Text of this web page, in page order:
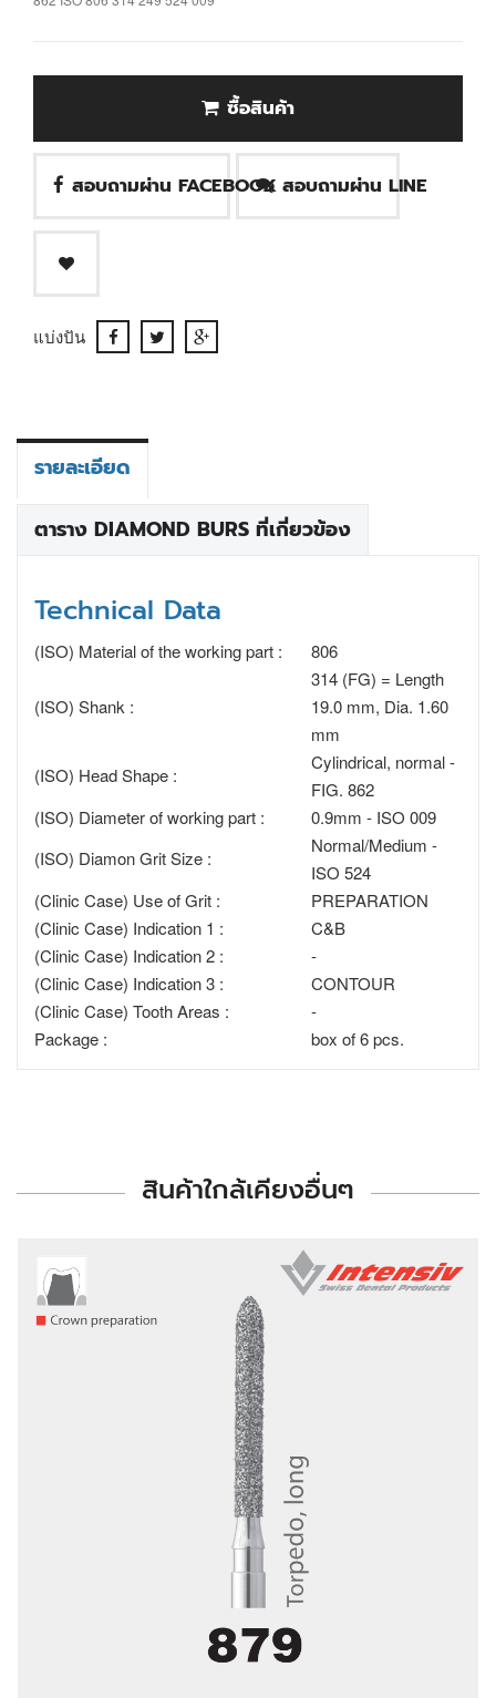
ซื้อสินค้า
สอบถามผ่าน FACEBOOK สอบถามผ่าน LINE
แบ่งปัน
รายละเอียด
ตาราง DIAMOND BURS ที่เกี่ยวข้อง
Technical Data
(ISO) Material of the working part : 806
(ISO) Shank :
314 (FG) = Length
19.0 mm, Dia. 1.60
mm
(ISO) Head Shape :
Cylindrical, normal -
FIG. 862
(ISO) Diameter of working part :
0.9mm - ISO 009
(ISO) Diamon Grit Size :
Normal/Medium -
ISO 524
(Clinic Case) Use of Grit :
PREPARATION
(Clinic Case) Indication 1 :
C&B
(Clinic Case) Indication 2 :
-
(Clinic Case) Indication 3 :
CONTOUR
(Clinic Case) Tooth Areas :
-
Package :
box of 6 pcs.
สินค้าใกล้เคียงอื่นๆ